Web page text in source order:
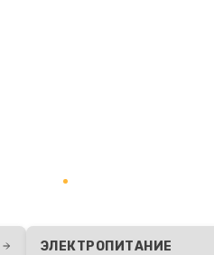
ЭЛЕКТРОПИТАНИЕ